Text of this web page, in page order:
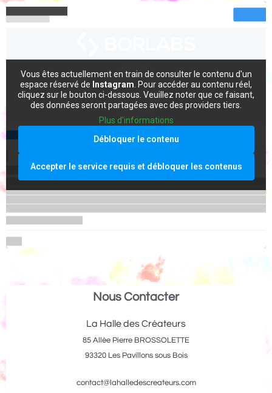
Vous êtes actuellement en train de consulter le contenu d'un
espace réservé de Instagram . Pour accéder au contenu réel,
cliquez sur le bouton ci-dessous. Veuillez noter que ce faisant,
des données seront partagées avec des providers tiers.
Plus d'informations
Débloquer le contenu
Accepter le service requis et débloquer les contenus
Nous Contacter
La Halle des Créateurs
85 Allée Pierre BROSSOLETTE
93320 Les Pavillons sous Bois
contact@lahalledescreateurs.com